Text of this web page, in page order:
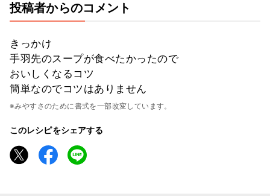
投稿者からのコメント
きっかけ
手羽先のスープが食べたかったので
おいしくなるコツ
簡単なのでコツはありません
※みやすさのために書式を一部改変しています。
このレシピをシェアする